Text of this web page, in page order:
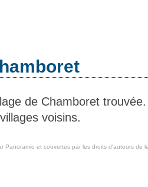
de Chamboret
voisins.
Panoramio et couvertes par les droits d'auteurs de